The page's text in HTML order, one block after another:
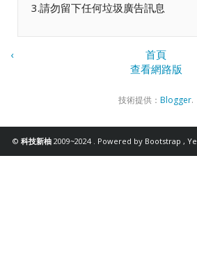
3.請勿留下任何垃圾廣告訊息
‹
首頁
查看網路版
技術提供： Blogger.
© 科技新柚 2009~2024 . Powered by Bootstrap ,